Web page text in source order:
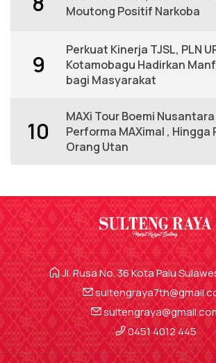
Moutong Positif Narkoba
9
Perkuat Kinerja TJSL, PLN
Kotamobagu Hadirkan
bagi Masyarakat
10
MAXi Tour Boemi
Performa MAXimal ,
Orang Utan
Jl. Rusa No. 36 Kota Palu
0451 4012 445